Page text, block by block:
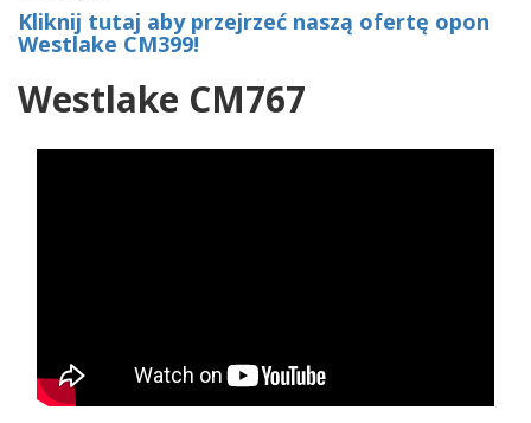
Kliknij tutaj aby przejrzeć naszą ofertę opon
Westlake CM399!
Westlake CM767